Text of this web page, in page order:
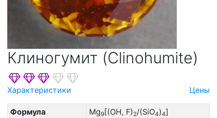
Клиногумит (Clinohumite)
Характеристики Цены
Формула Mg9[(OH, F) 2/(SiO4)4]